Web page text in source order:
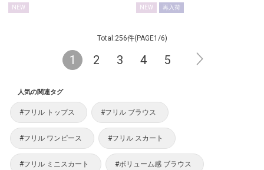
NEW
NEW
再入荷
Total:256件(PAGE1/6)
1 2 3 4 5
人気の関連タグ
#フリル トップス #フリル ブラウス
#フリル ワンピース #フリル スカート
#フリル ミニスカート #ボリューム感 ブラウス